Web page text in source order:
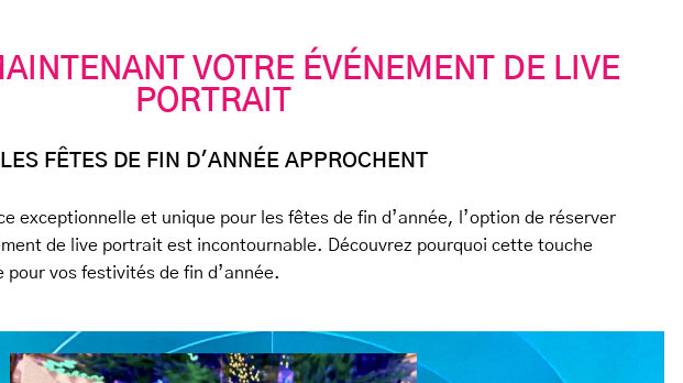
VOTRE ÉVÉNEMENT DE LIVE
PORTRAIT
LES FÊTES DE FIN D'ANNÉE APPROCHENT
exceptionnelle et unique pour les fêtes de fin d’année, l’option de réserver
de live portrait est incontournable. Découvrez pourquoi cette touche
vos festivités de fin d’année.